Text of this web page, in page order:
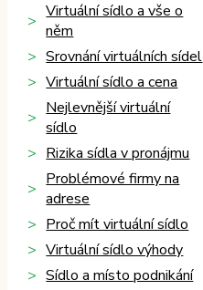
Virtuální sídlo a vše o
něm
Srovnání virtuálních sídel
Virtuální sídlo a cena
Nejlevnější virtuální
sídlo
Rizika sídla v pronájmu
Problémové firmy na
adrese
Proč mít virtuální sídlo
Virtuální sídlo výhody
Sídlo a místo podnikání